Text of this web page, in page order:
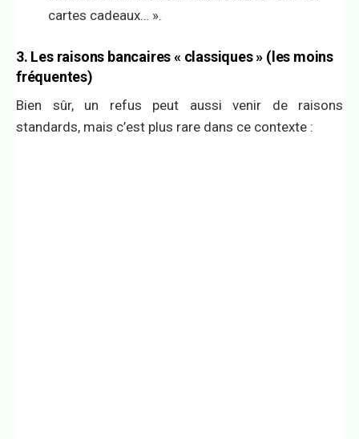
cartes cadeaux… ».
3. Les raisons bancaires « classiques » (les moins
fréquentes)
Bien sûr, un refus peut aussi venir de raisons
standards, mais c’est plus rare dans ce contexte :